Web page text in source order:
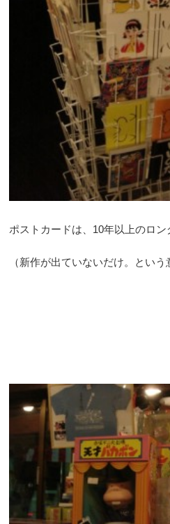
ポストカードは、10年以上のロン
（新作が出ていないだけ。という